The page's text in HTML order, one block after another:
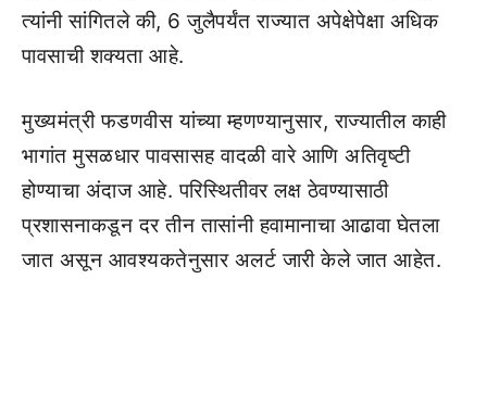
त्यांनी सांगितले की, 6 जुलैपर्यंत राज्यात अपेक्षेपेक्षा अधिक
पावसाची शक्यता आहे.
मुख्यमंत्री फडणवीस यांच्या म्हणण्यानुसार, राज्यातील काही
भागांत मुसळधार पावसासह वादळी वारे आणि अतिवृष्टी
होण्याचा अंदाज आहे. परिस्थितीवर लक्ष ठेवण्यासाठी
प्रशासनाकडून दर तीन तासांनी हवामानाचा आढावा घेतला
जात असून आवश्यकतेनुसार अलर्ट जारी केले जात आहेत.